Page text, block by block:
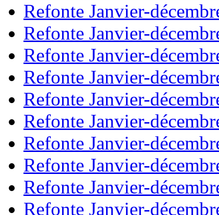
Refonte Janvier-
Refonte Janvier-
Refonte Janvier-
Refonte Janvier-
Refonte Janvier-
Refonte Janvier-
Refonte Janvier-
Refonte Janvier-
Refonte Janvier-
Refonte Janvier-